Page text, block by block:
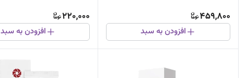
459,800
افزودن به سبد
220,000
افزودن به سبد